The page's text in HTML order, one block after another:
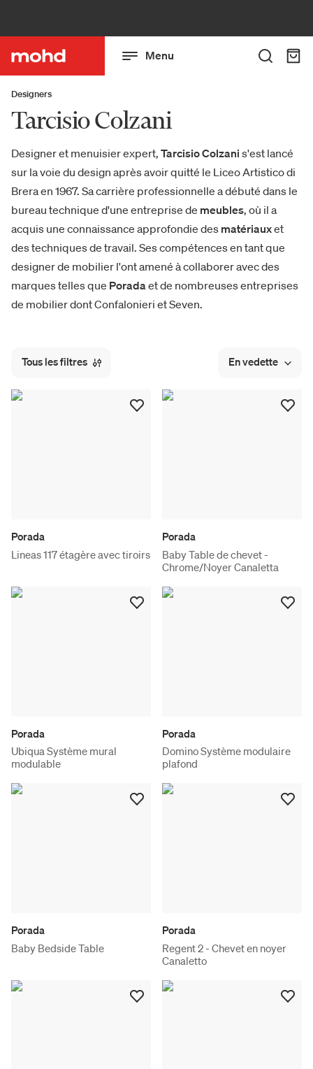
Menu
Designers
Tarcisio Colzani
Designer et menuisier expert, Tarcisio Colzani s'est lancé
sur la voie du design après avoir quitté le Liceo Artistico di
Brera en 1967. Sa carrière professionnelle a débuté dans le
bureau technique d'une entreprise de meubles, où il a
acquis une connaissance approfondie des matériauxet
des techniques de travail. Ses compétences en tant que
designer de mobilier l'ont amené à collaborer avec des
marques telles que Poradaet de nombreuses entreprises
de mobilier dont Confalonieri et Seven.
Tous les filtres En vedette
Porada
Lineas 117 étagère avec tiroirs
Porada
Baby Table de chevet -
Chrome/Noyer Canaletta
Porada
Ubiqua Système mural
modulable
Porada
Domino Système modulaire
plafond
Porada
Baby Bedside Table
Porada
Regent 2 - Chevet en noyer
Canaletto